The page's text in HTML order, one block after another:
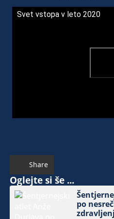
Svet vstopa v leto 2020
Share
Oglejte si še ...
po